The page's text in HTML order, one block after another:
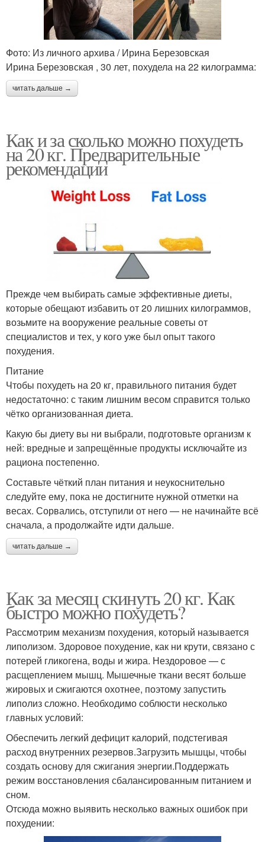
Фото: Из личного архива / Ирина Березовская
Ирина Березовская , 30 лет, похудела на 22 килограмма:
читать дальше →
Как и за сколько можно похудеть
на 20 кг. Предварительные
рекомендации
Прежде чем выбирать самые эффективные диеты,
которые обещают избавить от 20 лишних килограммов,
возьмите на вооружение реальные советы от
специалистов и тех, у кого уже был опыт такого
похудения.
Питание
Чтобы похудеть на 20 кг, правильного питания будет
недостаточно: с таким лишним весом справится только
чётко организованная диета.
Какую бы диету вы ни выбрали, подготовьте организм к
ней: вредные и запрещённые продукты исключайте из
рациона постепенно.
Составьте чёткий план питания и неукоснительно
следуйте ему, пока не достигните нужной отметки на
весах. Сорвались, отступили от него — не начинайте всё
сначала, а продолжайте идти дальше.
читать дальше →
Как за месяц скинуть 20 кг. Как
быстро можно похудеть?
Рассмотрим механизм похудения, который называется
липолизом. Здоровое похудение, как ни крути, связано с
потерей гликогена, воды и жира. Нездоровое — с
расщеплением мышц. Мышечные ткани весят больше
жировых и сжигаются охотнее, поэтому запустить
липолиз сложно. Необходимо соблюсти несколько
главных условий:
Обеспечить легкий дефицит калорий, подстегивая
расход внутренних резервов.Загрузить мышцы, чтобы
создать основу для сжигания энергии.Поддержать
режим восстановления сбалансированным питанием и
сном.
Отсюда можно выявить несколько важных ошибок при
похудении: